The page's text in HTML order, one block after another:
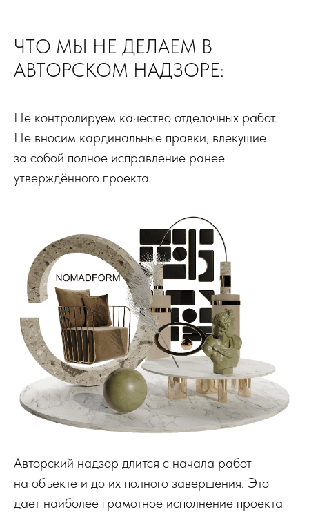
ЧТО МЫ НЕ ДЕЛАЕМ В
АВТОРСКОМ НАДЗОРЕ:
Не контролируем качество отделочных работ.
Не вносим кардинальные правки, влекущие
за собой полное исправление ранее
утверждённого проекта.
Авторский надзор длится с начала работ
на объекте и до их полного завершения. Это
дает наиболее грамотное исполнение проекта